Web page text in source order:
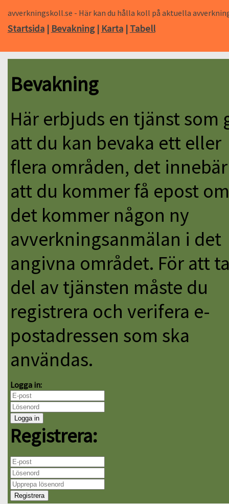
avverkningskoll.se - Här kan du hålla koll på aktuella
Startsida| Bevakning| Karta| Tabell
Bevakning
Här erbjuds en tjänst som
att du kan bevaka ett eller
flera områden, det innebär
att du kommer få epost om
det kommer någon ny
avverkningsanmälan i det
angivna området. För att
del av tjänsten måste du
registrera och verifera e-
postadressen som ska
användas.
Logga in:
Registrera: